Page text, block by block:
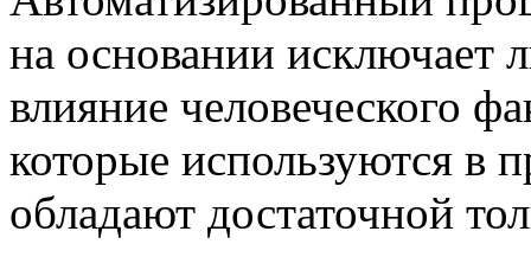
на основании исключает
влияние человеческого
которые используются в
обладают достаточной